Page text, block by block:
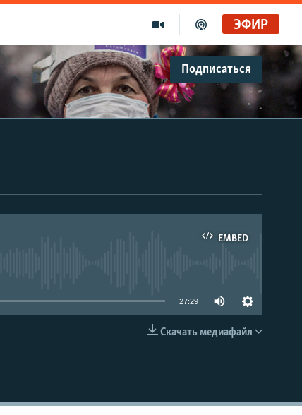
ЭФИР
Подписаться
EMBED
EMBED
27:29
Скачать медиафайл